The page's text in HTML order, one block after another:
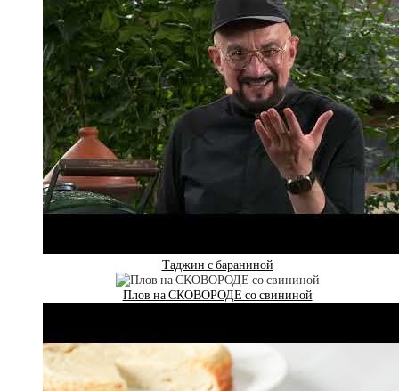
Таджин с бараниной
Плов на СКОВОРОДЕ со свининой